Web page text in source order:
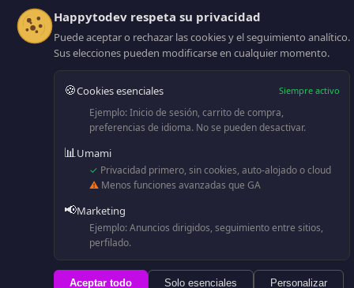
Powered by
Happytodev respeta su privacidad
Puede aceptar o rechazar las cookies y el seguimiento analítico.
Sus elecciones pueden modificarse en cualquier momento.
🍪Cookies esenciales Siempre activo
Ejemplo: Inicio de sesión, carrito de compra,
preferencias de idioma. No se pueden desactivar.
📊Umami
✓ Privacidad primero, sin cookies, auto-alojado o cloud
⚠ Menos funciones avanzadas que GA
📢Marketing
Ejemplo: Anuncios dirigidos, seguimiento entre sitios,
perfilado.
Aceptar todo Solo esenciales Personalizar